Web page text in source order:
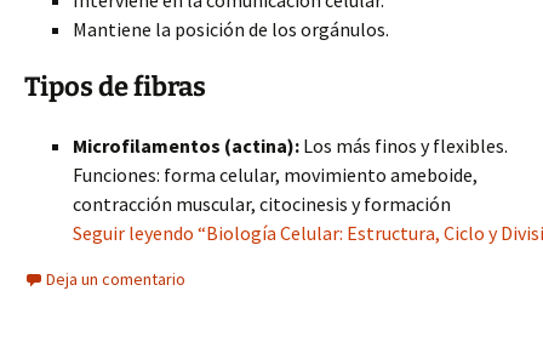
Mantiene la posición de los orgánulos.
Tipos de fibras
Microfilamentos (actina): Los más finos y flexibles.
Funciones: forma celular, movimiento ameboide,
contracción muscular, citocinesis y formación
Seguir leyendo “Biología Celular: Estructura, Ciclo y
Deja un comentario